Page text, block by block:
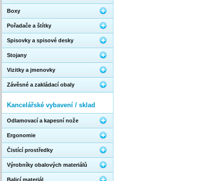
Boxy
Pořadače a štítky
Spisovky a spisové desky
Stojany
Vizitky a jmenovky
Závěsné a zakládací obaly
Kancelářské vybavení / sklad
Odlamovací a kapesní nože
Ergonomie
Čistící prostředky
Výrobníky obalových materiálů
Balicí materiál